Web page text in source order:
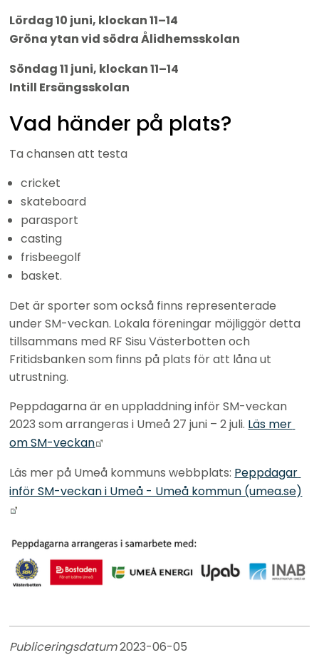
Lördag 10 juni, klockan 11–14
Gröna ytan vid södra Ålidhemsskolan
Söndag 11 juni, klockan 11–14
Intill Ersängsskolan
Vad händer på plats?
Ta chansen att testa
cricket
skateboard
parasport
casting
frisbeegolf
basket.
Det är sporter som också finns representerade
under SM-veckan. Lokala föreningar möjliggör detta
tillsammans med RF Sisu Västerbotten och
Fritidsbanken som finns på plats för att låna ut
utrustning.
Peppdagarna är en uppladdning inför SM-veckan
2023 som arrangeras i Umeå 27 juni – 2 juli. Läs mer
om SM-veckan
Läs mer på Umeå kommuns webbplats: Peppdagar
inför SM-veckan i Umeå - Umeå kommun (umea.se)
Publiceringsdatum 2023-06-05